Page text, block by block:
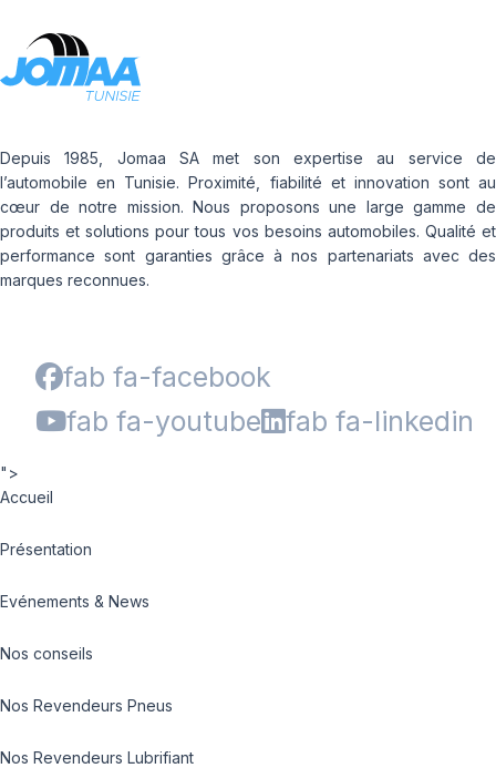
Depuis 1985, Jomaa SA met son expertise au service de
l’automobile en Tunisie. Proximité, fiabilité et innovation sont au
cœur de notre mission. Nous proposons une large gamme de
produits et solutions pour tous vos besoins automobiles. Qualité et
performance sont garanties grâce à nos partenariats avec des
marques reconnues.
fab fa-facebook
fab fa-youtube
fab fa-linkedin
">
Accueil
Présentation
Evénements & News
Nos conseils
Nos Revendeurs Pneus
Nos Revendeurs Lubrifiant